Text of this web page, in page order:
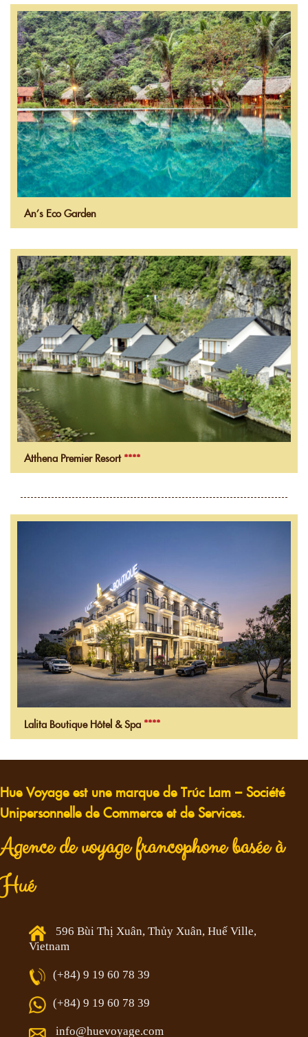
An’s Eco Garden
Atthena Premier Resort****
Lalita Boutique Hôtel & Spa ****
Hue Voyage est une marque de Trúc Lam – Société
Unipersonnelle de Commerce et de Services.
Agence de voyage francophone basée à
Hué
596 Bùi Thị Xuân, Thủy Xuân, Huế Ville,
Vietnam
(+84) 9 19 60 78 39
(+84) 9 19 60 78 39
info@huevoyage.com